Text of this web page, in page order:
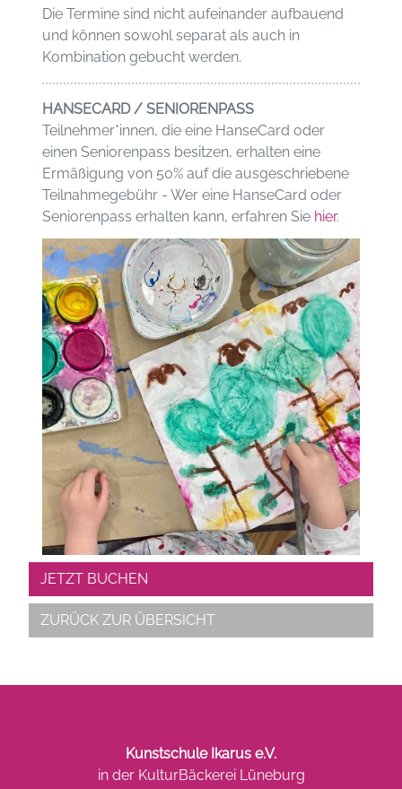
Die Termine sind nicht aufeinander aufbauend
und können sowohl separat als auch in
Kombination gebucht werden.
HANSECARD / SENIORENPASS
Teilnehmer*innen, die eine HanseCard oder
einen Seniorenpass besitzen, erhalten eine
Ermäßigung von 50% auf die ausgeschriebene
Teilnahmegebühr - Wer eine HanseCard oder
Seniorenpass erhalten kann, erfahren Sie hier.
JETZT BUCHEN
ZURÜCK ZUR ÜBERSICHT
Kunstschule Ikarus e.V.
in der KulturBäckerei Lüneburg